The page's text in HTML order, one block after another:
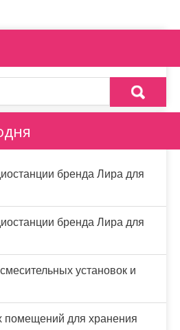
бренда Лира для
бренда Лира для
установок и
помещений для хранения